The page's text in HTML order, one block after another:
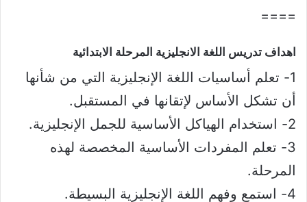
====
اهداف تدريس اللغة الانجليزية المرحلة الابتدائية​
1- تعلم أساسيات اللغة الإنجليزية التي من شأنها
أن تشكل الأساس لإتقانها في المستقبل.
2- استخدام الهياكل الأساسية للجمل الإنجليزية.
3- تعلم المفردات الأساسية المخصصة لهذه
المرحلة.
4- استمع وفهم اللغة الإنجليزية البسيطة.